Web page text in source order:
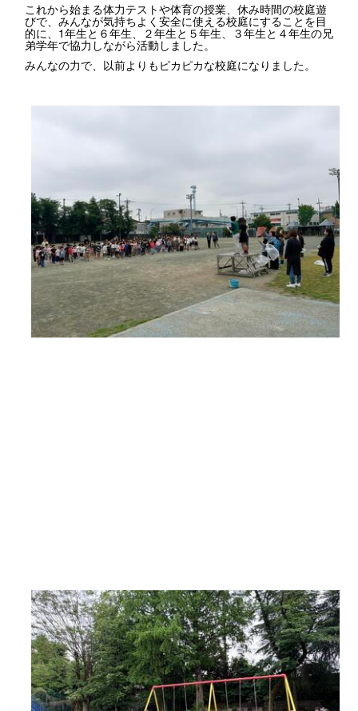
これから始まる体力テストや体育の授業、休み時間の校庭遊
びで、みんなが気持ちよく安全に使える校庭にすることを目
的に、1年生と６年生、２年生と５年生、３年生と４年生の兄
弟学年で協力しながら活動しました。
みんなの力で、以前よりもピカピカな校庭になりました。